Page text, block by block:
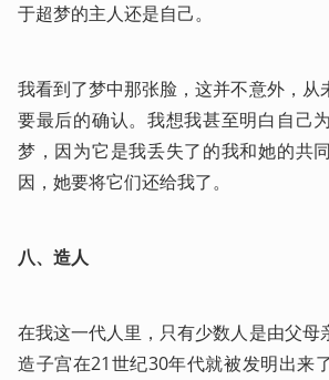
于超梦的主人还是自己。
我看到了梦中那张脸，这并不意外，从
要最后的确认。我想我甚至明白自己
梦，因为它是我丢失了的我和她的共
因，她要将它们还给我了。
八、造人
在我这一代人里，只有少数人是由父母
造子宫在21世纪30年代就被发明出来